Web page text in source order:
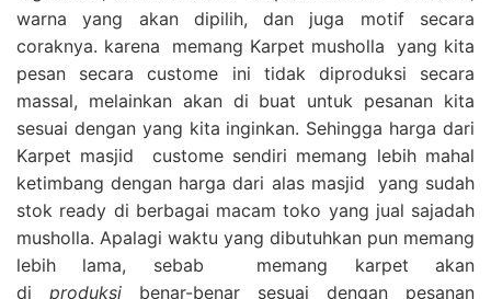
warna yang akan dipilih, dan juga motif secara
coraknya. karena memang Karpet musholla yang kita
pesan secara custome ini tidak diproduksi secara
massal, melainkan akan di buat untuk pesanan kita
sesuai dengan yang kita inginkan. Sehingga harga dari
Karpet masjid custome sendiri memang lebih mahal
ketimbang dengan harga dari alas masjid yang sudah
stok ready di berbagai macam toko yang jual sajadah
musholla. Apalagi waktu yang dibutuhkan pun memang
lebih lama, sebab memang karpet akan
di produksi benar-benar sesuai dengan pesanan